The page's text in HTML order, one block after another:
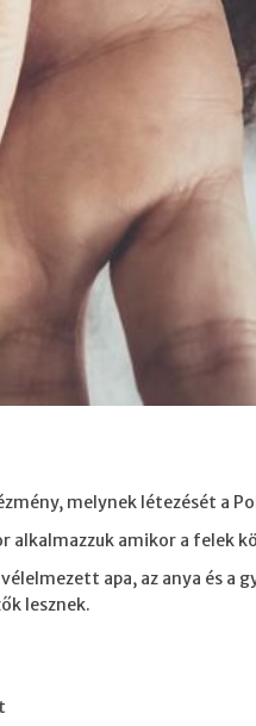
melynek létezését a
alkalmazzuk amikor a felek
apa, az anya és
lesznek.